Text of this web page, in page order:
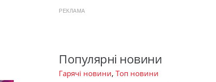
РЕКЛАМА
Популярні новини
Гарячі новини, Топ новини